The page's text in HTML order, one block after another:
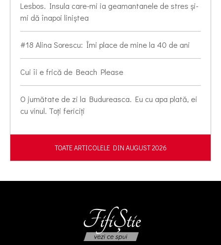
Lesbos. Insula care-mi ia geamantanele de stres și-
mi dă înapoi liniștea
#18 Alina Sorescu: Îmi place de mine la 40 de ani
Cui îi e frică de Beach Please
O jumătate de zi la Budureasca. Eu cu apa plată, ei
cu vinul. Toți fericiți
TOATE ARTICOLELE DIN AUGUST 2026